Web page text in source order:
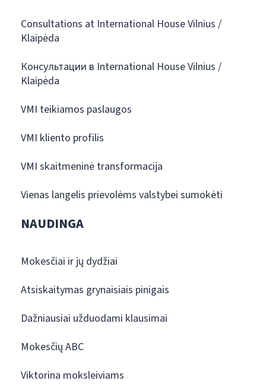
Consultations at International House Vilnius /
Klaipėda
Консультации в International House Vilnius /
Klaipėda
VMI teikiamos paslaugos
VMI kliento profilis
VMI skaitmeninė transformacija
Vienas langelis prievolėms valstybei sumokėti
NAUDINGA
Mokesčiai ir jų dydžiai
Atsiskaitymas grynaisiais pinigais
Dažniausiai užduodami klausimai
Mokesčių ABC
Viktorina moksleiviams